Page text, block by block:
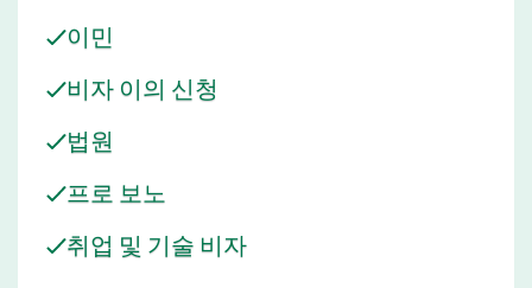
이민
비자 이의 신청
법원
프로 보노
취업 및 기술 비자